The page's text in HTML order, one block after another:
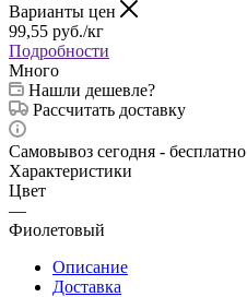
Варианты цен
99,55 руб./кг
Подробности
Много
Нашли дешевле?
Рассчитать доставку
Самовывоз сегодня - бесплатно
Характеристики
Цвет
—
Фиолетовый
Описание
Доставка